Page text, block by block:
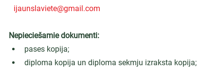
ijaunslaviete@gmail.com
Nepieciešamie dokumenti:
pases kopija;
diploma kopija un diploma sekmju izraksta kopija;